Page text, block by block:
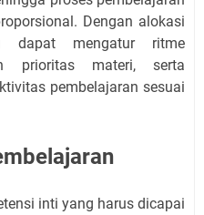
Dengan alokasi
mengatur ritme
prioritas materi, serta
pembelajaran sesuai
inti yang harus dicapai